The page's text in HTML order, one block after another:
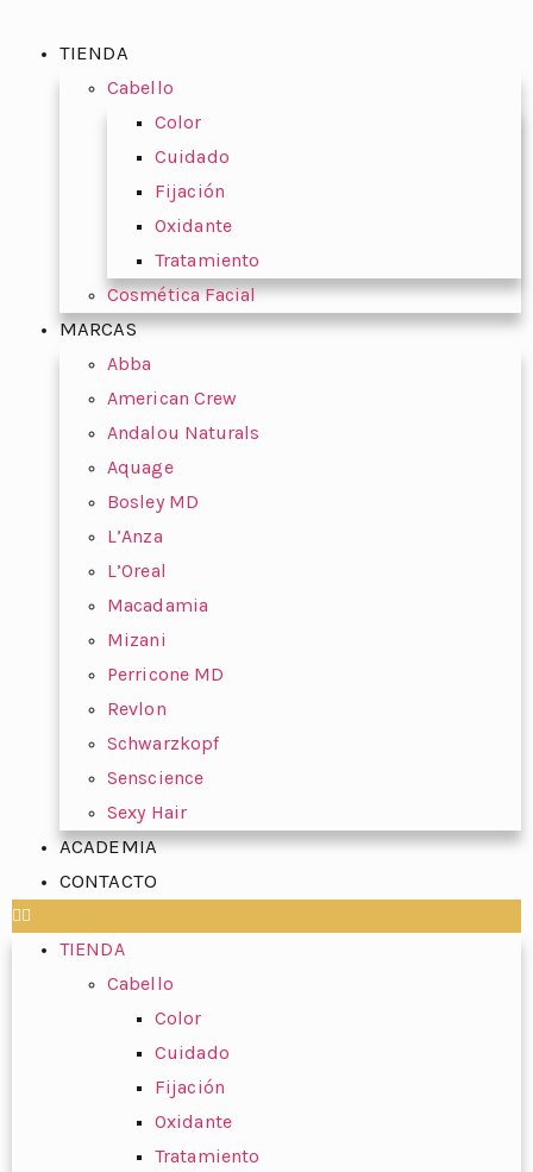
TIENDA
Cabello
Color
Cuidado
Fijación
Oxidante
Tratamiento
Cosmética Facial
MARCAS
Abba
American Crew
Andalou Naturals
Aquage
Bosley MD
L’Anza
L’Oreal
Macadamia
Mizani
Perricone MD
Revlon
Schwarzkopf
Senscience
Sexy Hair
ACADEMIA
CONTACTO
TIENDA
Cabello
Color
Cuidado
Fijación
Oxidante
Tratamiento